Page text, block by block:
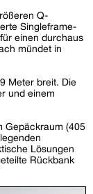
Q-
Singleframe-
einen durchaus
mündet in
Meter breit. Die
und einem
Gepäckraum (405
Lösungen
Rückbank